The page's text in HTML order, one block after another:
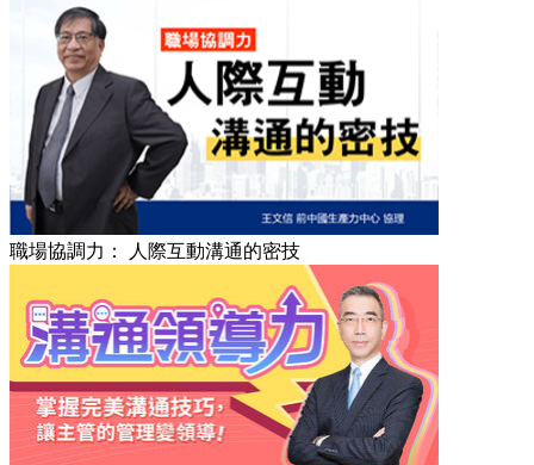
職場協調力： 人際互動溝通的密技